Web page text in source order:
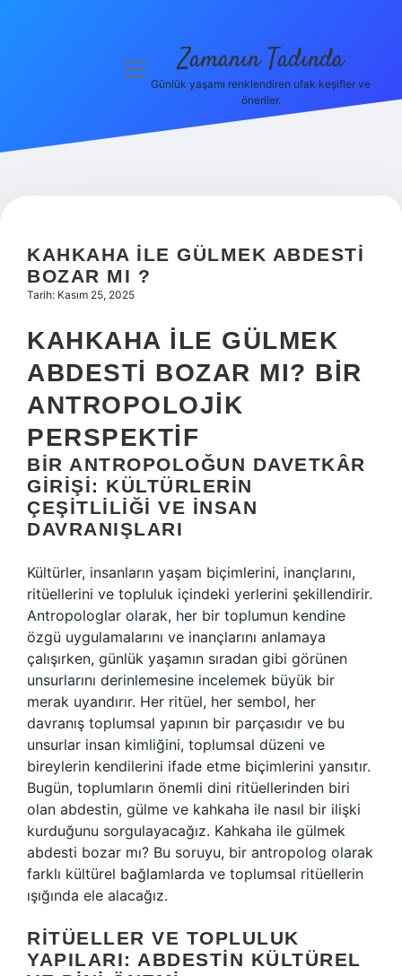
Hakkımızda
menüyüZamanın Tadında
Günlük yaşamı renklendiren ufak keşifler ve
öneriler.
KAHKAHA ILE GÜLMEK ABDESTI
BOZAR MI ?
Tarih: Kasım 25, 2025
KAHKAHA ILE GÜLMEK
ABDESTI BOZAR MI? BIR
ANTROPOLOJIK
PERSPEKTIF
BIR ANTROPOLOĞUN DAVETKÂR
GIRIŞI: KÜLTÜRLERIN
ÇEŞITLILIĞI VE İNSAN
DAVRANIŞLARI
Kültürler, insanların yaşam biçimlerini, inançlarını,
ritüellerini ve topluluk içindeki yerlerini şekillendirir.
Antropologlar olarak, her bir toplumun kendine
özgü uygulamalarını ve inançlarını anlamaya
çalışırken, günlük yaşamın sıradan gibi görünen
unsurlarını derinlemesine incelemek büyük bir
merak uyandırır. Her ritüel, her sembol, her
davranış toplumsal yapının bir parçasıdır ve bu
unsurlar insan kimliğini, toplumsal düzeni ve
bireylerin kendilerini ifade etme biçimlerini yansıtır.
Bugün, toplumların önemli dini ritüellerinden biri
olan abdestin, gülme ve kahkaha ile nasıl bir ilişki
kurduğunu sorgulayacağız. Kahkaha ile gülmek
abdesti bozar mı? Bu soruyu, bir antropolog olarak
farklı kültürel bağlamlarda ve toplumsal ritüellerin
ışığında ele alacağız.
RITÜELLER VE TOPLULUK
YAPILARI: ABDESTIN KÜLTÜREL